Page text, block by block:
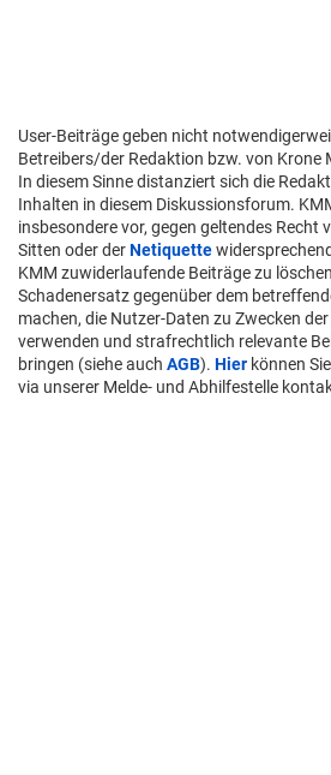
User-Beiträge geben nicht
Betreibers/der Redaktion bzw. von Krone
In diesem Sinne distanziert sich die
Inhalten in diesem Diskussionsforum.
insbesondere vor, gegen geltendes Recht
Sitten oder derNetiquette
KMM zuwiderlaufende Beiträge zu
Schadenersatz gegenüber dem
machen, die Nutzer-Daten zu Zwecken
verwenden und strafrechtlich relevante
bringen (siehe auch AGB). Hier können
via unserer Melde- und Abhilfestelle